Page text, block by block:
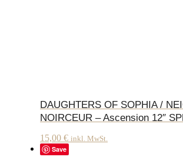
DAUGHTERS OF SOPHIA /
NOIRCEUR – Ascension 12″
15,00 € inkl. MwSt.
Save